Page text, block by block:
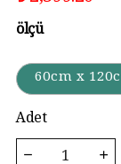
ölçü
60cm x
Adet